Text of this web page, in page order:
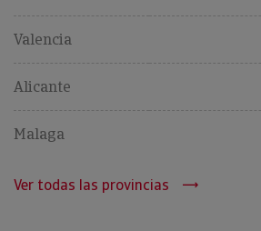
Valencia
Alicante
Malaga
Ver todas las provincias